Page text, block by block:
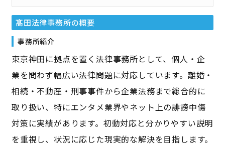
髙田法律事務所の概要
事務所紹介
東京神田に拠点を置く法律事務所として、個人・企
業を問わず幅広い法律問題に対応しています。離婚・
相続・不動産・刑事事件から企業法務まで総合的に
取り扱い、特にエンタメ業界やネット上の誹謗中傷
対策に実績があります。初動対応と分かりやすい説明
を重視し、状況に応じた現実的な解決を目指します。